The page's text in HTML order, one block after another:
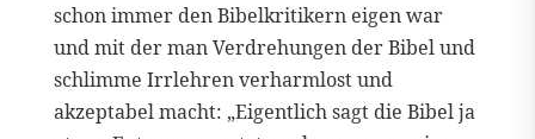
schon immer den Bibelkritikern eigen war
und mit der man Verdrehungen der Bibel und
schlimme Irrlehren verharmlost und
akzeptabel macht: „Eigentlich sagt die Bibel ja